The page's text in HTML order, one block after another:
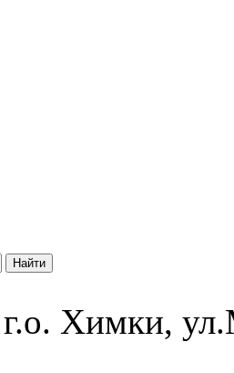
Химки,